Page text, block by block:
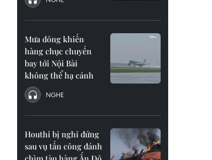
Mưa dông khiến
hàng chục chuyến
bay tới Nội Bài
không thể hạ cánh
NGHE
Houthi bị nghi đứng
sau vụ tấn công đánh